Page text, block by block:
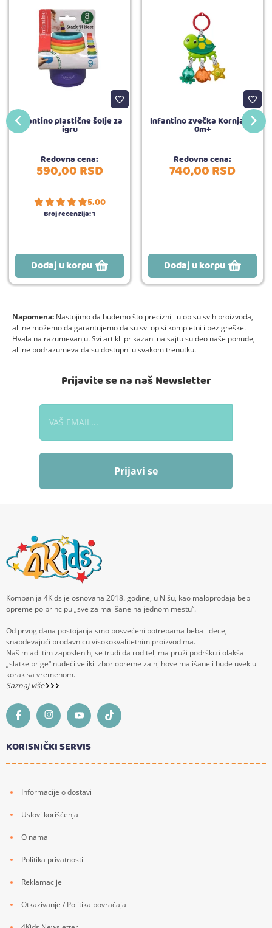
Infantino plastične šolje za
igru
Redovna cena:
590,00RSD
5.00
Broj recenzija:1
Dodaj u korpu
Infantino zvečka Kornjača,
0m+
Redovna cena:
740,00RSD
Dodaj u korpu
Napomena: Nastojimo da budemo što precizniji u opisu svih proizvoda,
ali ne možemo da garantujemo da su svi opisi kompletni i bez greške.
Hvala na razumevanju. Svi artikli prikazani na sajtu su deo naše ponude,
ali ne podrazumeva da su dostupni u svakom trenutku.
Prijavite se na naš Newsletter
Prijavi se
Kompanija 4Kids je osnovana 2018. godine, u Nišu, kao maloprodaja bebi
opreme po principu „sve za mališane na jednom mestu“.
Od prvog dana postojanja smo posvećeni potrebama beba i dece,
snabdevajući prodavnicu visokokvalitetnim proizvodima.
Naš mladi tim zaposlenih, se trudi da roditeljima pruži podršku i olakša
„slatke brige“ nudeći veliki izbor opreme za njihove mališane i bude uvek u
korak sa vremenom.
Saznaj više
KORISNIČKI SERVIS
Informacije o dostavi
Uslovi korišćenja
O nama
Politika privatnosti
Reklamacije
Otkazivanje / Politika povraćaja